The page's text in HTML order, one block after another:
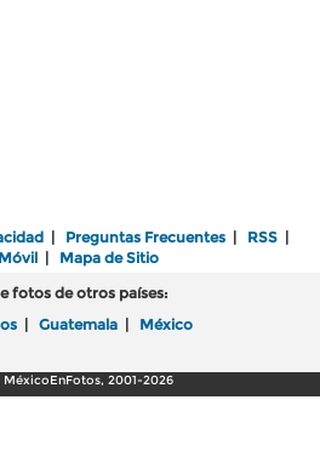
| Preguntas Frecuentes | RSS |
| Mapa de Sitio
fotos de otros países:
| Guatemala | México
2001-2026